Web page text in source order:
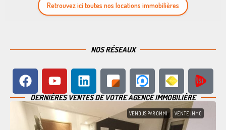
Retrouvez ici toutes nos locations immobilières
NOS RÉSEAUX
DERNIÈRES VENTES DE VOTRE AGENCE IMMOBILIÈRE
VENDUS PAR OMMI VENTE IMMO